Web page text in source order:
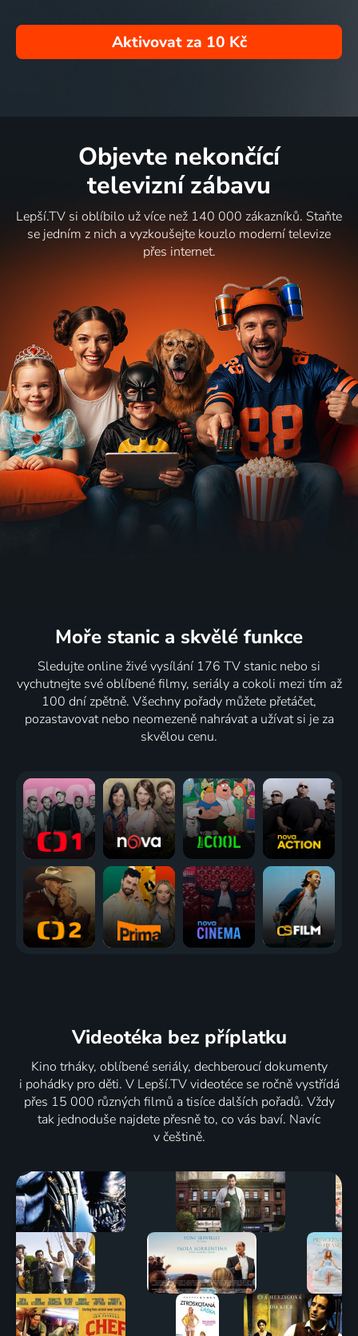
Aktivovat za 10 Kč
Objevte nekončící
televizní zábavu
Lepší.TV si oblíbilo už více než 140 000 zákazníků. Staňte
se jedním z nich a vyzkoušejte kouzlo moderní televize
přes internet.
Moře stanic a skvělé funkce
Sledujte online živé vysílání 176 TV stanic nebo si
vychutnejte své oblíbené filmy, seriály a cokoli mezi tím až
100 dní zpětně. Všechny pořady můžete přetáčet,
pozastavovat nebo neomezeně nahrávat a užívat si je za
skvělou cenu.
Videotéka bez příplatku
Kino trháky, oblíbené seriály, dechberoucí dokumenty
i pohádky pro děti. V Lepší.TV videotéce se ročně vystřídá
přes 15 000 různých filmů a tisíce dalších pořadů. Vždy
tak jednoduše najdete přesně to, co vás baví. Navíc
v češtině.